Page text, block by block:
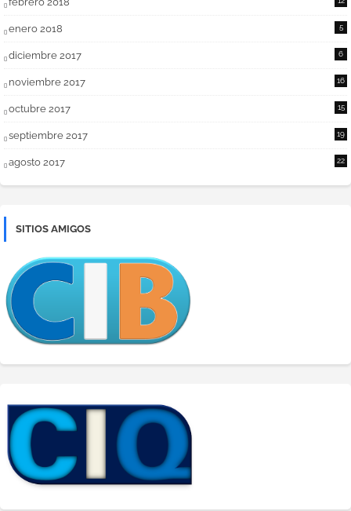
enero 2018 5
diciembre 2017 6
noviembre 2017 16
octubre 2017 15
septiembre 2017 19
agosto 2017 22
SITIOS AMIGOS